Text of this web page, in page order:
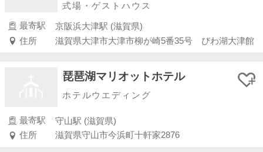
式場・ゲストハウス
最寄駅
京阪浜大津駅 (滋賀県)
住所
滋賀県大津市大津市柳が崎5番35号 びわ湖大津館
琵琶湖マリオットホテル
ホテルウエディング
最寄駅
守山駅 (滋賀県)
住所
滋賀県守山市今浜町十軒家2876